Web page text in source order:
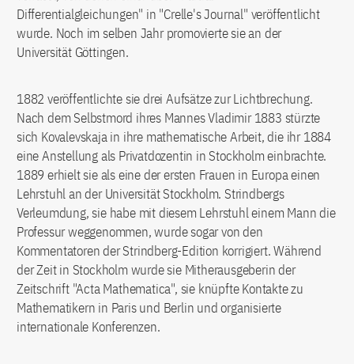
Differentialgleichungen" in "Crelle's Journal" veröffentlicht
wurde. Noch im selben Jahr promovierte sie an der
Universität Göttingen.
1882 veröffentlichte sie drei Aufsätze zur Lichtbrechung.
Nach dem Selbstmord ihres Mannes Vladimir 1883 stürzte
sich Kovalevskaja in ihre mathematische Arbeit, die ihr 1884
eine Anstellung als Privatdozentin in Stockholm einbrachte.
1889 erhielt sie als eine der ersten Frauen in Europa einen
Lehrstuhl an der Universität Stockholm. Strindbergs
Verleumdung, sie habe mit diesem Lehrstuhl einem Mann die
Professur weggenommen, wurde sogar von den
Kommentatoren der Strindberg-Edition korrigiert. Während
der Zeit in Stockholm wurde sie Mitherausgeberin der
Zeitschrift "Acta Mathematica", sie knüpfte Kontakte zu
Mathematikern in Paris und Berlin und organisierte
internationale Konferenzen.